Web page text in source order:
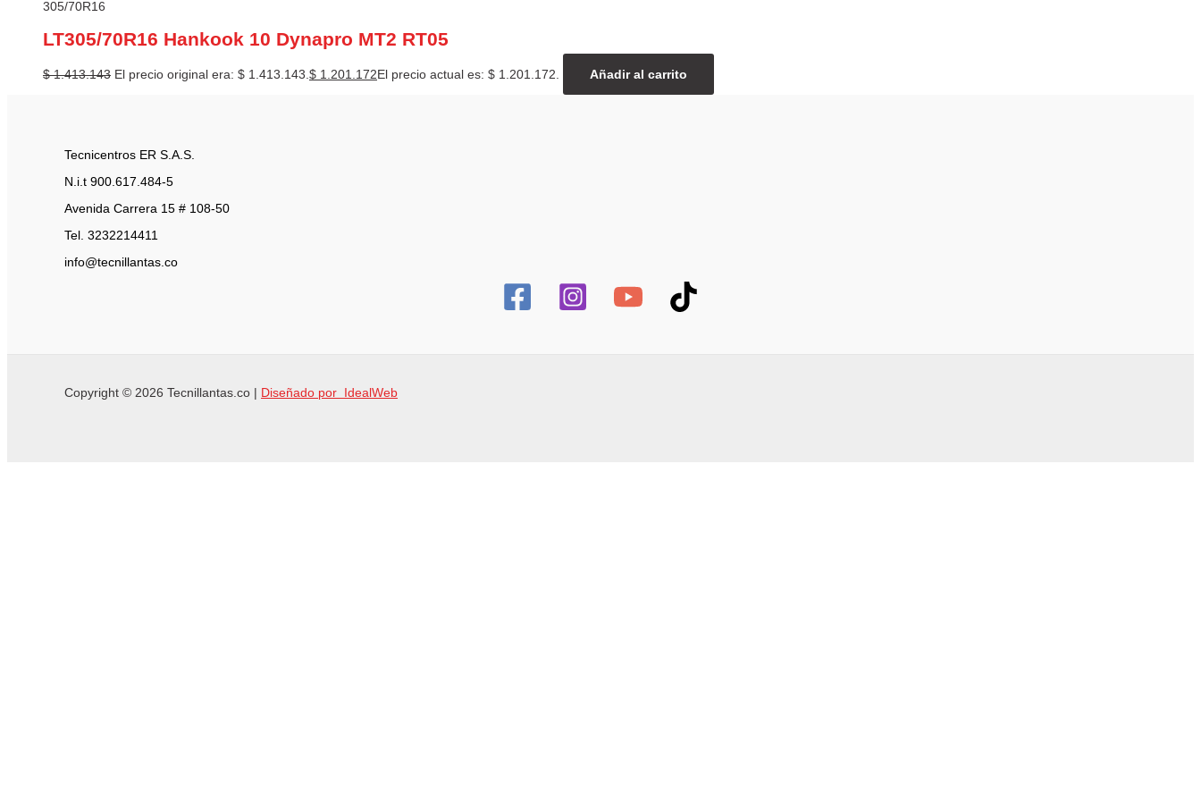
305/70R16
LT305/70R16 Hankook 10 Dynapro MT2 RT05
$1.413.143 El precio original era: $ 1.413.143. $ 1.201.172El precio actual es: $ 1.201.172. Añadir al carrito
Tecnicentros ER S.A.S.
N.i.t 900.617.484-5
Avenida Carrera 15 # 108-50
Tel. 3232214411
info@tecnillantas.co
Copyright © 2026 Tecnillantas.co | Diseñado por IdealWeb